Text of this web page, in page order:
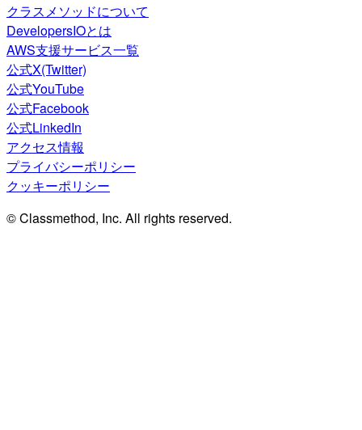
クラスメソッドについて
DevelopersIOとは
AWS支援サービス一覧
公式X(Twitter)
公式YouTube
公式Facebook
公式LinkedIn
アクセス情報
プライバシーポリシー
クッキーポリシー
© Classmethod, Inc. All rights reserved.